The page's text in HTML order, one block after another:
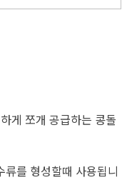
게 쪼개 공급하는 콩돌
를 형성할때 사용됩니